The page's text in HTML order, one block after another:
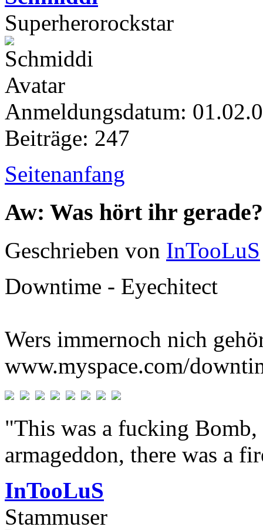
Superherorockstar
Anmeldungsdatum:
Beiträge: 247
Seitenanfang
Aw: Was hört ihr gerade?
Geschrieben von InTooLuS
Downtime - Eyechitect
Wers immernoch nich
www.myspace.com/
"This was a fucking Bomb,
armageddon, there was a
InTooLuS
Stammuser